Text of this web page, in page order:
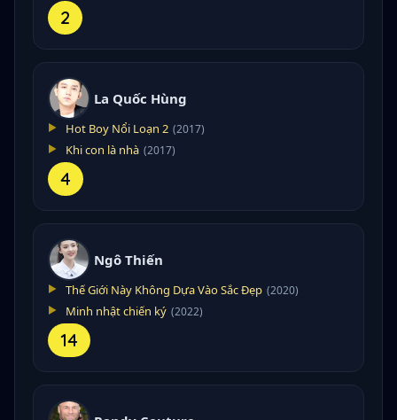
2
La Quốc Hùng
Hot Boy Nổi Loạn 2 (2017)
Khi con là nhà (2017)
4
Ngô Thiến
Thế Giới Này Không Dựa Vào Sắc Đẹp (2020)
Minh nhật chiến ký (2022)
14